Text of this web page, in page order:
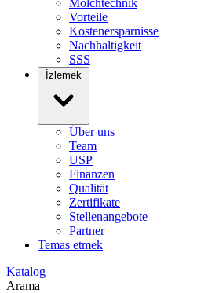
Molchtechnik
Vorteile
Kostenersparnisse
Nachhaltigkeit
SSS
İzlemek
Über uns
Team
USP
Finanzen
Qualität
Zertifikate
Stellenangebote
Partner
Temas etmek
Katalog
Arama